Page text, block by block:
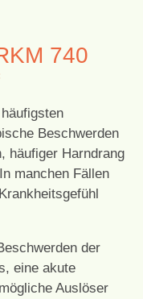
740
Beschwerden
häufiger Harndrang
manchen Fällen
der
eine akute
Auslöser